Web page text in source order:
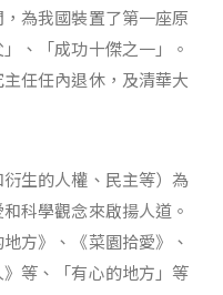
為我國裝置了第一座原
、「成功十傑之一」。
任任內退休，及清華大
生的人權、民主等）為
科學觀念來啟揚人道。
方》、《菜園拾愛》、
》等、「有心的地方」等